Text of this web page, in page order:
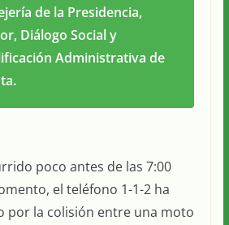
de la Presidencia,
Diálogo Social y
Administrativa de
poco antes de las 7:00
el teléfono 1-1-2 ha
por la colisión entre una moto